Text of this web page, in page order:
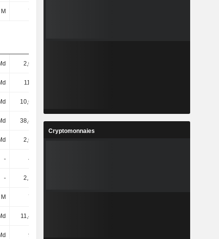
723 M
2,02 Md
11,6 Md
10,61 Md
38,48 Md 43,87 Md 57,37 Md
2,67 Md
- 483 M
- 2,19 Md
740 M
11,43 Md
952 M
Cryptomonnaies